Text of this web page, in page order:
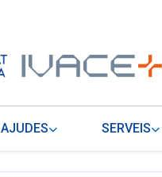
AJUDES SERVEIS